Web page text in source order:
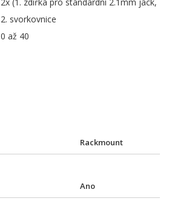
2. svorkovnice
0 až 40
Rackmount
Ano